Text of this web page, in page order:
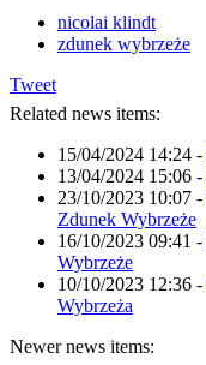
nicolai klindt
zdunek wybrzeże
Tweet
Related news items:
15/04/2024 14:24 -
13/04/2024 15:06 -
23/10/2023 10:07 -
Zdunek Wybrzeże
16/10/2023 09:41 -
Wybrzeże
10/10/2023 12:36 -
Wybrzeża
Newer news items: